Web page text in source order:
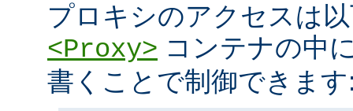
プロキシのアクセスは
<Proxy> コンテナの中
書くことで制御できま